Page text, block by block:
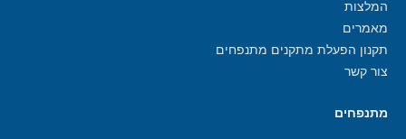
המלצות
מאמרים
תקנון הפעלת מתקנים מתנפחים
צור קשר
מתנפחים